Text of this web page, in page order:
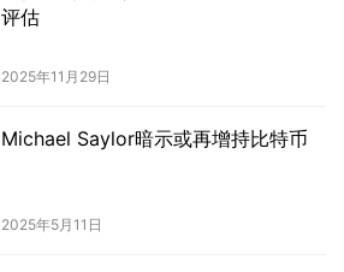
评估
2025年11月29日
Michael Saylor暗示或再增持比特币
2025年5月11日